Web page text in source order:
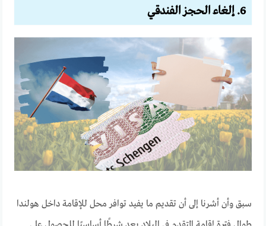
6. إلغاء الحجز الفندقي
سبق وأن أشرنا إلى أن تقديم ما يفيد توافر محل للإقامة داخل هولندا